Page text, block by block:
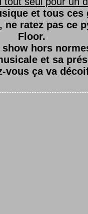
et tous ces
ne ratez pas ce
Floor.
show hors
et sa
vous ça va